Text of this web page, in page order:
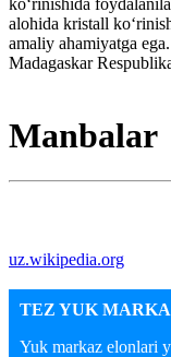
alohida kristall
amaliy ahamiyatga
Madagaskar
Manbalar
uz.wikipedia.org
TEZ YUK
Yuk markaz elonlari